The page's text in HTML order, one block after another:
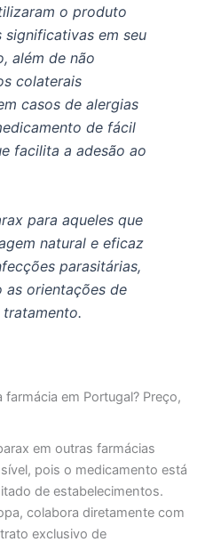
o produto
significativas em seu
além de não
colaterais
casos de alergias
de fácil
facilita a adesão ao
para aqueles que
natural e eficaz
parasitárias,
as orientações de
em Portugal? Preço,
em outras farmácias
pois o medicamento está
de estabelecimentos.
colabora diretamente com
exclusivo de